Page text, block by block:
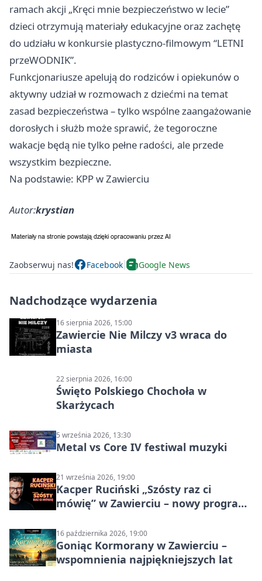
ramach akcji „Kręci mnie bezpieczeństwo w lecie”
dzieci otrzymują materiały edukacyjne oraz zachętę
do udziału w konkursie plastyczno-filmowym “LETNI
przeWODNIK”.
Funkcjonariusze apelują do rodziców i opiekunów o
aktywny udział w rozmowach z dziećmi na temat
zasad bezpieczeństwa – tylko wspólne zaangażowanie
dorosłych i służb może sprawić, że tegoroczne
wakacje będą nie tylko pełne radości, ale przede
wszystkim bezpieczne.
Na podstawie: KPP w Zawierciu
Autor:krystian
Zaobserwuj nas! Facebook Google News
Nadchodzące wydarzenia
16 sierpnia 2026, 15:00
Zawiercie Nie Milczy v3 wraca do
miasta
22 sierpnia 2026, 16:00
Święto Polskiego Chochoła w
Skarżycach
5 września 2026, 13:30
Metal vs Core IV festiwal muzyki
21 września 2026, 19:00
Kacper Ruciński „Szósty raz ci
mówię” w Zawierciu – nowy program
16 października 2026, 19:00
Goniąc Kormorany w Zawierciu –
wspomnienia najpiękniejszych lat